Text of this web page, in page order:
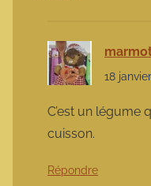
18
C’est un légume
cuisson.
Répondre